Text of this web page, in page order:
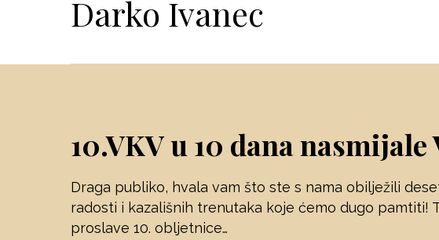
Darko Ivanec
10.VKV u 10 dana nasmijale
Draga publiko, hvala vam što ste s nama obilježili
radosti i kazališnih trenutaka koje ćemo dugo pamtiti!
proslave 10. obljetnice…